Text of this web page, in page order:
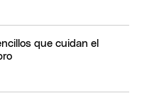
que cuidan el